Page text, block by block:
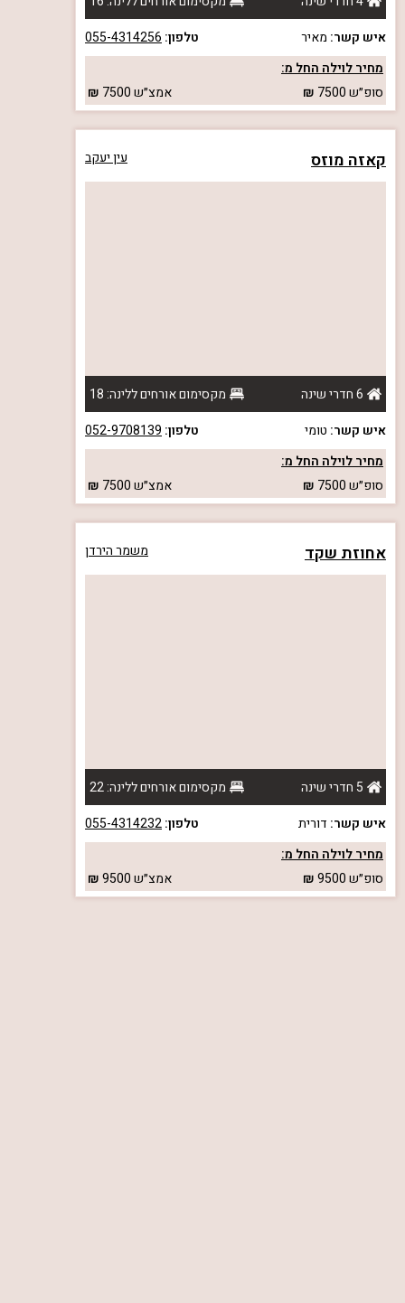
איש קשר: מאיר טלפון: 055-4314256
מחיר לוילה החל מ:
סופ״ש7500 אמצ״ש7500
קאזה מוזס עין יעקב
6 חדרי שינה
מקסימום אורחים ללינה: 18
איש קשר: טומי טלפון: 052-9708139
מחיר לוילה החל מ:
סופ״ש7500 אמצ״ש7500
אחוזת שקד משמר הירדן
5 חדרי שינה
מקסימום אורחים ללינה: 22
איש קשר: דורית טלפון:055-4314232
מחיר לוילה החל מ:
סופ״ש9500 אמצ״ש9500